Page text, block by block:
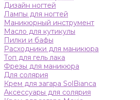
Дизайн ногтей
Лампы для ногтей
Маникюрный инструмент
Масло для кутикулы
Пилки и бафы
Расходники для маникюра
Топ для гель лака
Фрезы для маникюра
Для солярия
Крем для загара SolBianca
Аксессуары для солярия